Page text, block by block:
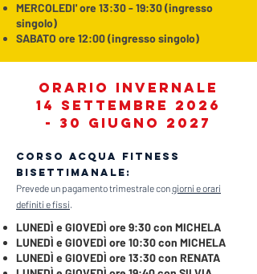
MERCOLEDI' ore 13:30 - 19:30 (ingresso
singolo)
SABATO ore 12:00 (ingresso singolo)
orario invernale
14 settembre 2026
- 30 giugno 2027
Corso Acqua fitness
bisettimanale:
Prevede un pagamento trimestrale congiorni e orari
definiti e fissi.
LUNEDÌ e GIOVEDÌ ore 9:30 con MICHELA
LUNEDÌ e GIOVEDÌ ore 10:30 con MICHELA
LUNEDÌ e GIOVEDÌ ore 13:30 con RENATA